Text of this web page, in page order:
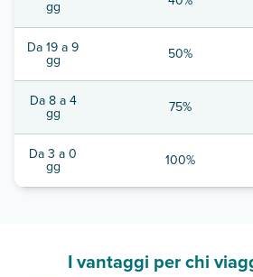
gg
Da 19 a 9
gg 50%
Da 8 a 4
gg 75%
Da 3 a 0
gg 100%
I vantaggi per chi